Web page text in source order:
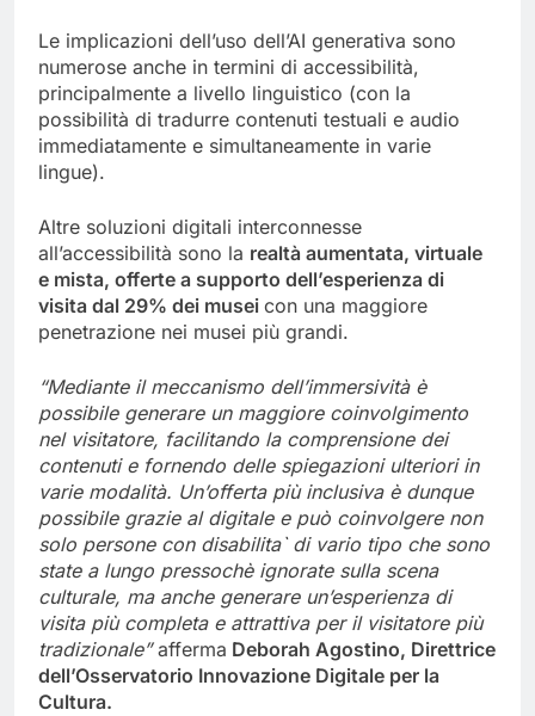
Le implicazioni dell’uso dell’AI generativa sono
numerose anche in termini di accessibilità,
principalmente a livello linguistico (con la
possibilità di tradurre contenuti testuali e audio
immediatamente e simultaneamente in varie
lingue).
Altre soluzioni digitali interconnesse
all’accessibilità sono la realtà aumentata, virtuale
e mista, offerte a supporto dell’esperienza di
visita dal 29% dei musei con una maggiore
penetrazione nei musei più grandi.
“Mediante il meccanismo dell’immersività è
possibile generare un maggiore coinvolgimento
nel visitatore, facilitando la comprensione dei
contenuti e fornendo delle spiegazioni ulteriori in
varie modalità. Un’offerta più inclusiva è dunque
possibile grazie al digitale e può coinvolgere non
solo persone con disabilita` di vario tipo che sono
state a lungo pressochè ignorate sulla scena
culturale, ma anche generare un’esperienza di
visita più completa e attrattiva per il visitatore più
tradizionale”afferma Deborah Agostino, Direttrice
dell’Osservatorio Innovazione Digitale per la
Cultura.